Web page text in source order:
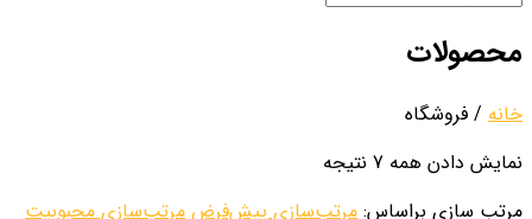
محصولات
خانه / فروشگاه
نمایش دادن همه 7 نتیجه
مرتب سازی براساس: مرتب‌سازی پیش‌فرض مرتب‌سازی محبوبیت